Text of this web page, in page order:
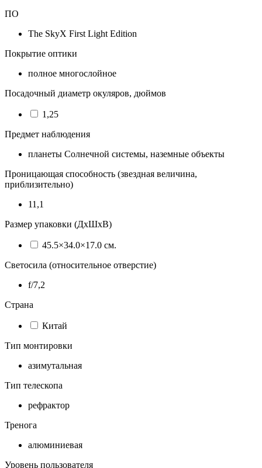
ПО
The SkyX First Light Edition
Покрытие оптики
полное многослойное
Посадочный диаметр окуляров, дюймов
1,25
Предмет наблюдения
планеты Солнечной системы, наземные объекты
Проницающая способность (звездная величина,
приблизительно)
11,1
Размер упаковки (ДхШхВ)
45.5×34.0×17.0 см.
Светосила (относительное отверстие)
f/7,2
Страна
Китай
Тип монтировки
азимутальная
Тип телескопа
рефрактор
Тренога
алюминиевая
Уровень пользователя